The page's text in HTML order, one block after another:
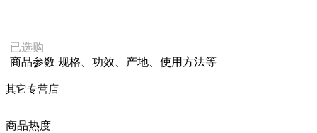
已选购
商品参数 规格、功效、产地、使用方法等
其它专营店
商品热度